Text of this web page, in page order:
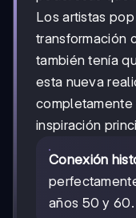
Los artistas
transformación
también tenía
esta nueva
completamente
inspiración
Conexión
años 50 y 60.